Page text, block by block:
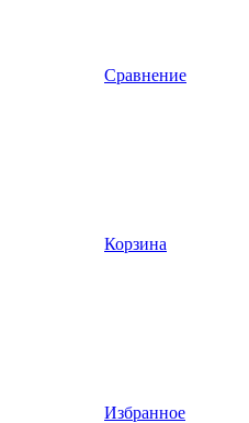
Сравнение
Корзина
Избранное